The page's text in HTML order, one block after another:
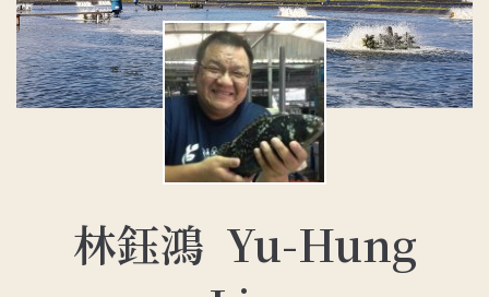
林鈺鴻 Yu-Hung